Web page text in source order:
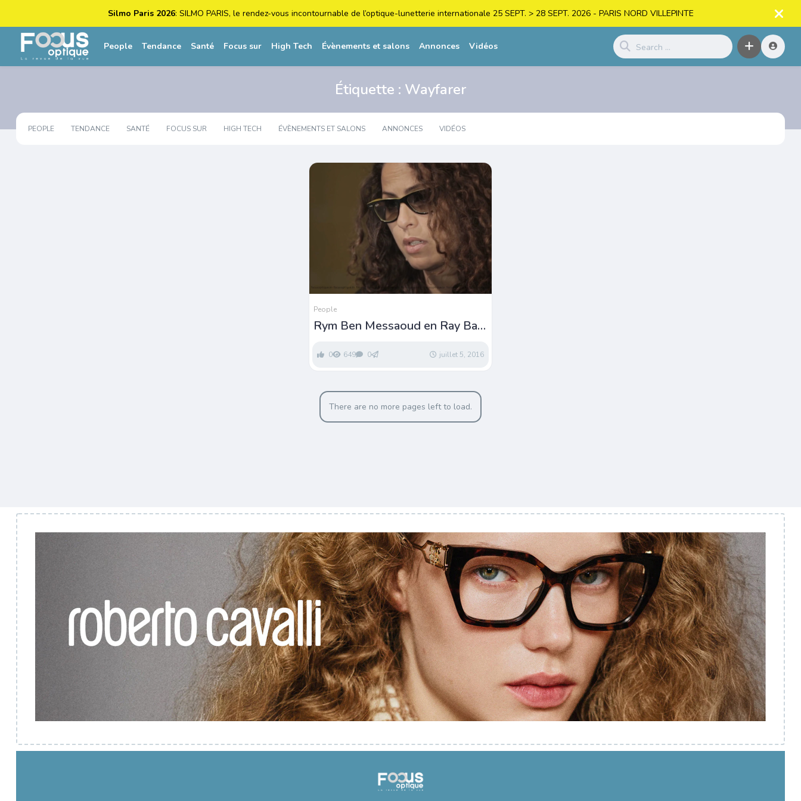
Silmo Paris 2026: SILMO PARIS, le rendez-vous incontournable de l’optique-lunetterie internationale 25 SEPT. > 28 SEPT. 2026 - PARIS NORD VILLEPINTE
People Tendance Santé Focus sur High Tech Évènements et salons Annonces Vidéos
Étiquette : Wayfarer
PEOPLE TENDANCE SANTÉ FOCUS SUR HIGH TECH ÉVÈNEMENTS ET SALONS ANNONCES VIDÉOS
People
Rym Ben Messaoud en Ray Ban
0 649 0 juillet 5, 2016
There are no more pages left to load.